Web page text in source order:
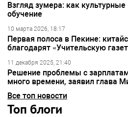
Взгляд зумера: как
обучение
10 марта 2026, 18:17
Первая полоса в Пекине:
благодарят «Учительскую
11 декабря 2025, 21:40
Решение проблемы с
много времени, заявил глава
Все топ новости
Топ блоги